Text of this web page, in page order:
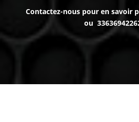
Contactez-nous pour en savoir
ou